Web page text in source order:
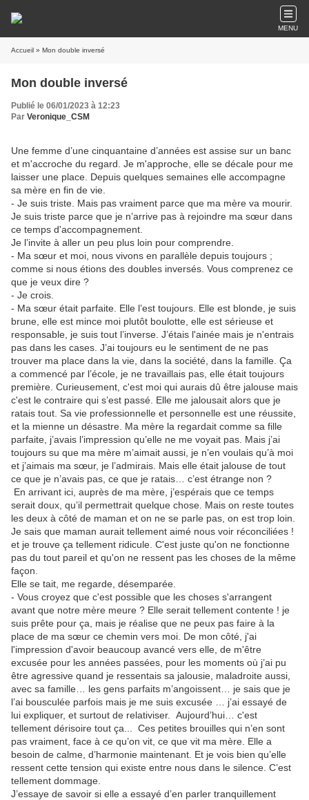
MENU
Accueil » Mon double inversé
Mon double inversé
Publié le 06/01/2023 à 12:23
Par Veronique_CSM
Une femme d’une cinquantaine d’années est assise sur un banc
et m'accroche du regard. Je m'approche, elle se décale pour me
laisser une place. Depuis quelques semaines elle accompagne
sa mère en fin de vie.
- Je suis triste. Mais pas vraiment parce que ma mère va mourir.
Je suis triste parce que je n’arrive pas à rejoindre ma sœur dans
ce temps d'accompagnement.
Je l’invite à aller un peu plus loin pour comprendre.
- Ma sœur et moi, nous vivons en parallèle depuis toujours ;
comme si nous étions des doubles inversés. Vous comprenez ce
que je veux dire ?
- Je crois.
- Ma sœur était parfaite. Elle l’est toujours. Elle est blonde, je suis
brune, elle est mince moi plutôt boulotte, elle est sérieuse et
responsable, je suis tout l’inverse. J’étais l'ainée mais je n'entrais
pas dans les cases. J’ai toujours eu le sentiment de ne pas
trouver ma place dans la vie, dans la société, dans la famille. Ça
a commencé par l’école, je ne travaillais pas, elle était toujours
première. Curieusement, c'est moi qui aurais dû être jalouse mais
c'est le contraire qui s’est passé. Elle me jalousait alors que je
ratais tout. Sa vie professionnelle et personnelle est une réussite,
et la mienne un désastre. Ma mère la regardait comme sa fille
parfaite, j’avais l’impression qu’elle ne me voyait pas. Mais j’ai
toujours su que ma mère m’aimait aussi, je n’en voulais qu’à moi
et j’aimais ma sœur, je l’admirais. Mais elle était jalouse de tout
ce que je n’avais pas, ce que je ratais… c’est étrange non ?
En arrivant ici, auprès de ma mère, j’espérais que ce temps
serait doux, qu’il permettrait quelque chose. Mais on reste toutes
les deux à côté de maman et on ne se parle pas, on est trop loin.
Je sais que maman aurait tellement aimé nous voir réconciliées !
et je trouve ça tellement ridicule. C'est juste qu'on ne fonctionne
pas du tout pareil et qu'on ne ressent pas les choses de la même
façon.
Elle se tait, me regarde, désemparée.
- Vous croyez que c'est possible que les choses s'arrangent
avant que notre mère meure ? Elle serait tellement contente ! je
suis prête pour ça, mais je réalise que ne peux pas faire à la
place de ma sœur ce chemin vers moi. De mon côté, j'ai
l'impression d'avoir beaucoup avancé vers elle, de m'être
excusée pour les années passées, pour les moments où j’ai pu
être agressive quand je ressentais sa jalousie, maladroite aussi,
avec sa famille… les gens parfaits m’angoissent… je sais que je
l’ai bousculée parfois mais je me suis excusée … j’ai essayé de
lui expliquer, et surtout de relativiser. Aujourd’hui… c'est
tellement dérisoire tout ça... Ces petites brouilles qui n’en sont
pas vraiment, face à ce qu’on vit, ce que vit ma mère. Elle a
besoin de calme, d’harmonie maintenant. Et je vois bien qu’elle
ressent cette tension qui existe entre nous dans le silence. C’est
tellement dommage.
J’essaye de savoir si elle a essayé d’en parler tranquillement